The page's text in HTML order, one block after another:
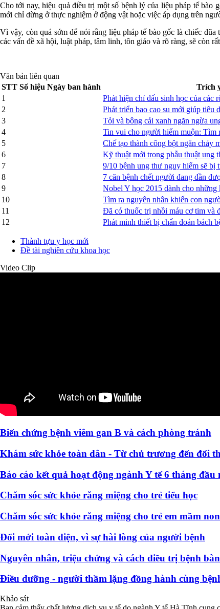
Cho tới nay, hiệu quả điều trị một số bệnh lý của liệu pháp tế bào
mới chỉ dừng ở thực nghiệm ở động vật hoặc việc áp dụng trên
Vì vậy, còn quá sớm để nói rằng liệu pháp tế bào gốc là chiếc
các vấn đề xã hội, luật pháp, tâm linh, tôn giáo và rõ ràng, sẽ còn
Văn bản liên quan
STT Số hiệu Ngày ban hành Trích
1
Phát hiện chỉ dấu sinh học của các
2
Phát triển bao cao su mới giúp tiêu
3
Tỏi và bông cải xanh ngăn ngừa
4
Tin vui cho người hiếm muộn: Tìm
5
Chế tạo thành công bột ngăn chảy
6
Kỹ thuật mới trong phẫu thuật ung
7
9/10 bệnh ung thư nguy hiểm sẽ bị
8
7 căn bệnh chết người đang dần
9
Nobel Y học 2015 dành cho
10
Tìm ra nguyên nhân khiến con
11
Đã có thuốc trị nhồi máu cơ tim và
12
Phát minh thiết bị chẩn đoán bách
Thành tựu y học mới
Đề tài nghiên cứu khoa học
Video Clip
Biến chứng bệnh viêm gan B và cách phòng tránh
Khám sức khỏe toàn dân - Từ chủ trương đến đổi
Báo cáo kết quả hoạt động ngành Y tế 6 tháng đầu
Chăm sóc sức khỏe răng miệng cho trẻ tiểu học
Chăm sóc sức khỏe răng miệng cho trẻ em mầm non
Đổi mới toàn diện, vì sự hài lòng của người bệnh
Nguyên nhân, triệu chứng và cách điều trị bệnh
Điều dưỡng - người thầm lặng đồng hành cùng
Khảo sát